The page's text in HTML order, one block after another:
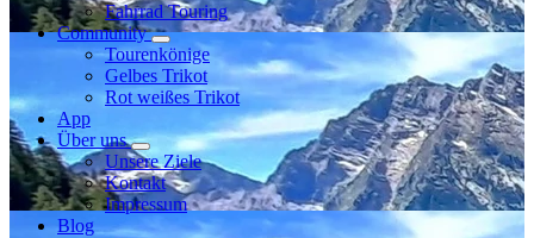
Fahrrad Touring
Community
Tourenkönige
Gelbes Trikot
Rot weißes Trikot
App
Über uns
Unsere Ziele
Kontakt
Impressum
Blog